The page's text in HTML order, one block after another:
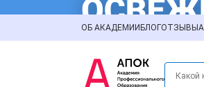
ОБ АКАДЕМИИ БЛОГОТЗЫВЫ